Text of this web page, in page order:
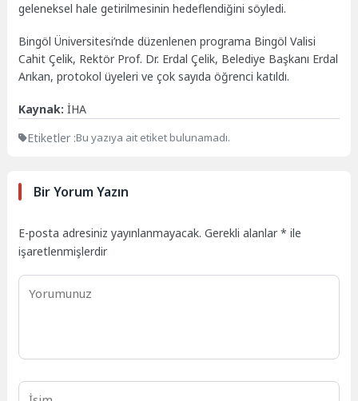
geleneksel hale getirilmesinin hedeflendiğini söyledi.
Bingöl Üniversitesi’nde düzenlenen programa Bingöl Valisi
Cahit Çelik, Rektör Prof. Dr. Erdal Çelik, Belediye Başkanı Erdal
Arıkan, protokol üyeleri ve çok sayıda öğrenci katıldı.
Kaynak:İHA
Etiketler :Bu yazıya ait etiket bulunamadı.
Bir Yorum Yazın
E-posta adresiniz yayınlanmayacak. Gerekli alanlar* ile
işaretlenmişlerdir